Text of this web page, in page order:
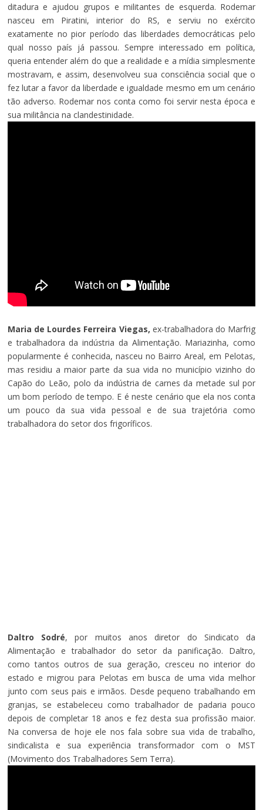
ditadura e ajudou grupos e militantes de esquerda. Rodemar
nasceu em Piratini, interior do RS, e serviu no exército
exatamente no pior período das liberdades democráticas pelo
qual nosso país já passou. Sempre interessado em política,
queria entender além do que a realidade e a mídia simplesmente
mostravam, e assim, desenvolveu sua consciência social que o
fez lutar a favor da liberdade e igualdade mesmo em um cenário
tão adverso. Rodemar nos conta como foi servir nesta época e
sua militância na clandestinidade.
Maria de Lourdes Ferreira Viegas, ex-trabalhadora do Marfrig
e trabalhadora da indústria da Alimentação. Mariazinha, como
popularmente é conhecida, nasceu no Bairro Areal, em Pelotas,
mas residiu a maior parte da sua vida no município vizinho do
Capão do Leão, polo da indústria de carnes da metade sul por
um bom período de tempo. E é neste cenário que ela nos conta
um pouco da sua vida pessoal e de sua trajetória como
trabalhadora do setor dos frigoríficos.
Daltro Sodré, por muitos anos diretor do Sindicato da
Alimentação e trabalhador do setor da panificação. Daltro,
como tantos outros de sua geração, cresceu no interior do
estado e migrou para Pelotas em busca de uma vida melhor
junto com seus pais e irmãos. Desde pequeno trabalhando em
granjas, se estabeleceu como trabalhador de padaria pouco
depois de completar 18 anos e fez desta sua profissão maior.
Na conversa de hoje ele nos fala sobre sua vida de trabalho,
sindicalista e sua experiência transformador com o MST
(Movimento dos Trabalhadores Sem Terra).